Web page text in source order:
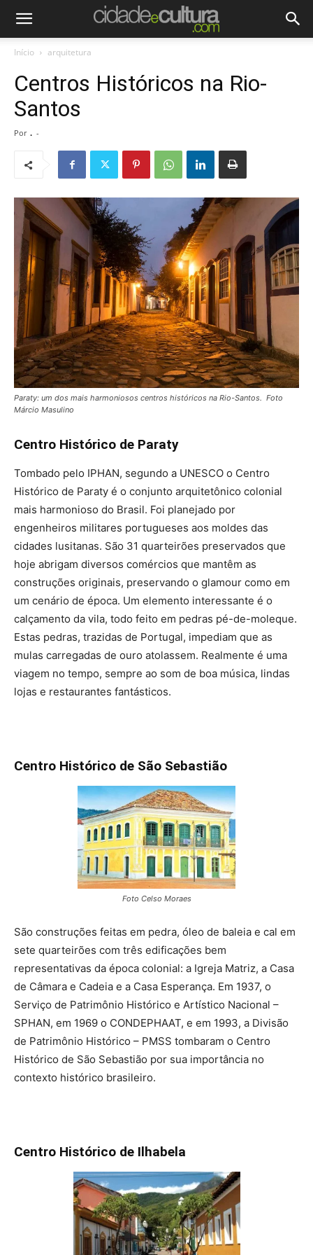
Início arquitetura
Centros Históricos na Rio-
Santos
Por . -
Paraty: um dos mais harmoniosos centros históricos na Rio-Santos. Foto
Márcio Masulino
Centro Histórico de Paraty
Tombado pelo IPHAN, segundo a UNESCO o Centro
Histórico de Paraty é o conjunto arquitetônico colonial
mais harmonioso do Brasil. Foi planejado por
engenheiros militares portugueses aos moldes das
cidades lusitanas. São 31 quarteirões preservados que
hoje abrigam diversos comércios que mantêm as
construções originais, preservando o glamour como em
um cenário de época. Um elemento interessante é o
calçamento da vila, todo feito em pedras pé-de-moleque.
Estas pedras, trazidas de Portugal, impediam que as
mulas carregadas de ouro atolassem. Realmente é uma
viagem no tempo, sempre ao som de boa música, lindas
lojas e restaurantes fantásticos.
Centro Histórico de São Sebastião
Foto Celso Moraes
São construções feitas em pedra, óleo de baleia e cal em
sete quarteirões com três edificações bem
representativas da época colonial: a Igreja Matriz, a Casa
de Câmara e Cadeia e a Casa Esperança. Em 1937, o
Serviço de Patrimônio Histórico e Artístico Nacional –
SPHAN, em 1969 o CONDEPHAAT, e em 1993, a Divisão
de Patrimônio Histórico – PMSS tombaram o Centro
Histórico de São Sebastião por sua importância no
contexto histórico brasileiro.
Centro Histórico de Ilhabela